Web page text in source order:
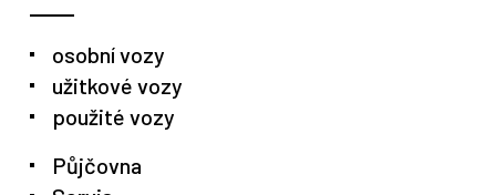
osobní vozy
užitkové vozy
použité vozy
Půjčovna